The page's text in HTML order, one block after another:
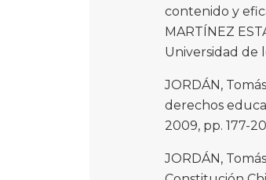
contenido y
MARTÍNEZ
Universidad de
JORDÁN,
derechos
2009, pp. 177-
JORDÁN,